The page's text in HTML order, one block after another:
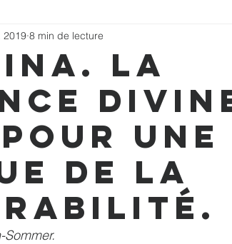
La
une
de la
2019 8 min de lecture